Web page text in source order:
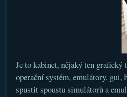
Je to kabinet, nějaký ten
operační systém, emulátory,
spustit spoustu simulátorů a